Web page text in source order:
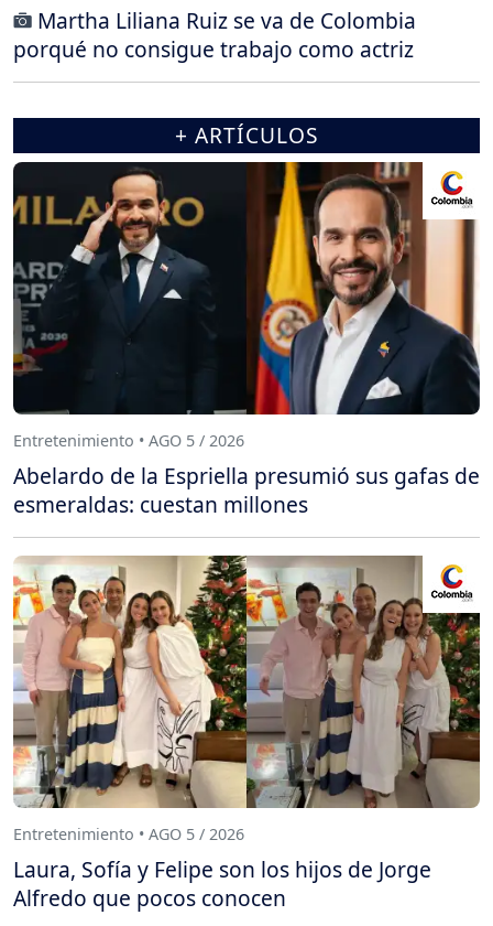
Martha Liliana Ruiz se va de Colombia
porqué no consigue trabajo como actriz
+ ARTÍCULOS
Entretenimiento • AGO 5 / 2026
Abelardo de la Espriella presumió sus gafas de
esmeraldas: cuestan millones
Entretenimiento • AGO 5 / 2026
Laura, Sofía y Felipe son los hijos de Jorge
Alfredo que pocos conocen